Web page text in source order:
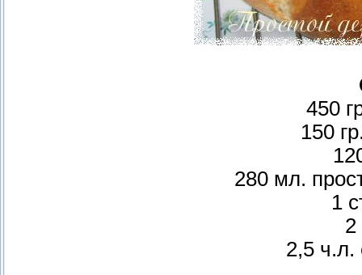
450
150
280 мл.
1
2
2,5 ч.л.